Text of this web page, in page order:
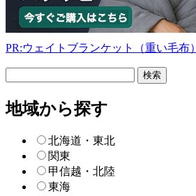
PR:ウェイトブランケット（重い毛布
ー
検
地域から探す
北海道・東北
関東
甲信越・北陸
東海